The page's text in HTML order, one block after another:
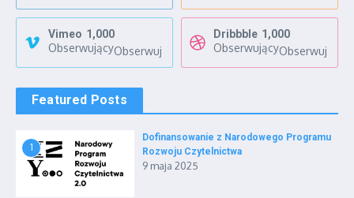
Vimeo 1,000
ObserwującyObserwuj
Dribbble 1,000
ObserwującyObserwuj
Featured Posts
1
Dofinansowanie z Narodowego Programu
Rozwoju Czytelnictwa
9 maja 2025